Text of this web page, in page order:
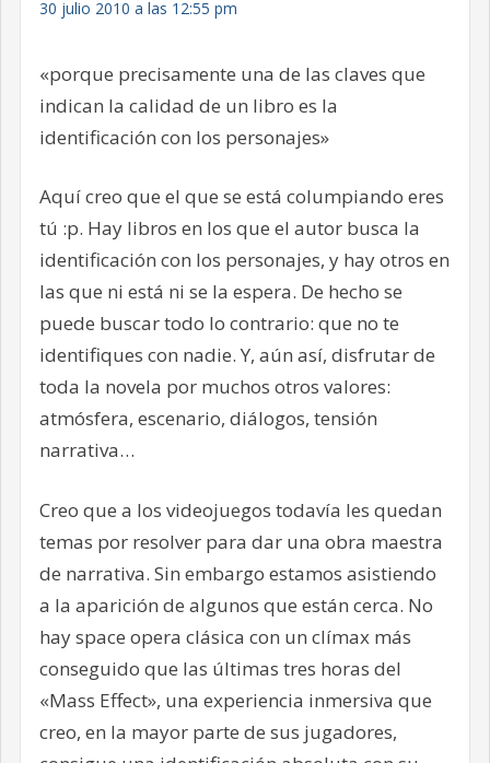
30 julio 2010 a las 12:55 pm
«porque precisamente una de las claves que
indican la calidad de un libro es la
identificación con los personajes»
Aquí creo que el que se está columpiando eres
tú :p. Hay libros en los que el autor busca la
identificación con los personajes, y hay otros en
las que ni está ni se la espera. De hecho se
puede buscar todo lo contrario: que no te
identifiques con nadie. Y, aún así, disfrutar de
toda la novela por muchos otros valores:
atmósfera, escenario, diálogos, tensión
narrativa…
Creo que a los videojuegos todavía les quedan
temas por resolver para dar una obra maestra
de narrativa. Sin embargo estamos asistiendo
a la aparición de algunos que están cerca. No
hay space opera clásica con un clímax más
conseguido que las últimas tres horas del
«Mass Effect», una experiencia inmersiva que
creo, en la mayor parte de sus jugadores,